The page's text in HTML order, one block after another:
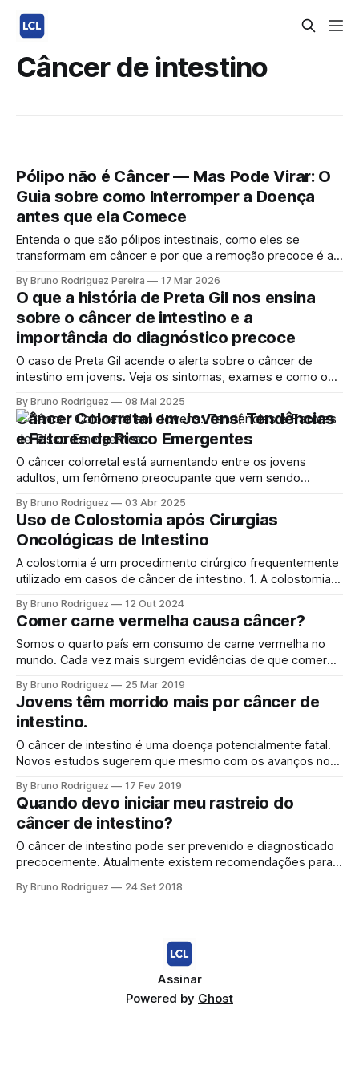
Câncer de intestino
Pólipo não é Câncer — Mas Pode Virar: O
Guia sobre como Interromper a Doença
antes que ela Comece
Entenda o que são pólipos intestinais, como eles se
transformam em câncer e por que a remoção precoce é a
oncológica.
By Bruno Rodriguez Pereira 17 Mar 2026
O que a história de Preta Gil nos ensina
sobre o câncer de intestino e a
importância do diagnóstico precoce
O caso de Preta Gil acende o alerta sobre o câncer de
intestino em jovens. Veja os sintomas, exames e como o
câncer de intestino da cantora Preta Gil, aos 48 anos,
chocou e sensibilizou o Brasil. Em 2023, a artista revelou
By Bruno Rodriguez 08 Mai 2025
Câncer Colorretal em Jovens: Tendências
e Fatores de Risco Emergentes
O câncer colorretal está aumentando entre os jovens
adultos, um fenômeno preocupante que vem sendo
Tradicionalmente associado a pessoas acima dos 50 anos,
esse tipo de câncer agora afeta cada vez mais indivíduos
entre 20 e 40 anos, indicando mudanças importantes em
fatores
By Bruno Rodriguez 03 Abr 2025
Uso de Colostomia após Cirurgias
Oncológicas de Intestino
A colostomia é um procedimento cirúrgico frequentemente
utilizado em casos de câncer de intestino. 1. A colostomia é
abertura no abdômen para desviar o trânsito intestinal,
permitindo que as fezes sejam eliminadas através de uma
bolsa coletora. Esse procedimento é necessário quando
By Bruno Rodriguez 12 Out 2024
Comer carne vermelha causa câncer?
Somos o quarto país em consumo de carne vermelha no
mundo. Cada vez mais surgem evidências de que comer
excesso pode aumentar o risco de câncer. A carne
processada é aquela que foi salgada, curada, fermentada
ou defumada para manter seu sabor ou
By Bruno Rodriguez 25 Mar 2019
Jovens têm morrido mais por câncer de
intestino.
O câncer de intestino é uma doença potencialmente fatal.
Novos estudos sugerem que mesmo com os avanços no
de intestino no Brasil No Brasil são esperados 35.000
novos casos de câncer de intestino todos os anos. Com a
melhora dos
By Bruno Rodriguez 17 Fev 2019
Quando devo iniciar meu rastreio do
câncer de intestino?
O câncer de intestino pode ser prevenido e diagnosticado
precocemente. Atualmente existem recomendações para
o câncer de intestino ou colorretal é o 3º mais frequente
By Bruno Rodriguez 24 Set 2018
Assinar
Powered by Ghost